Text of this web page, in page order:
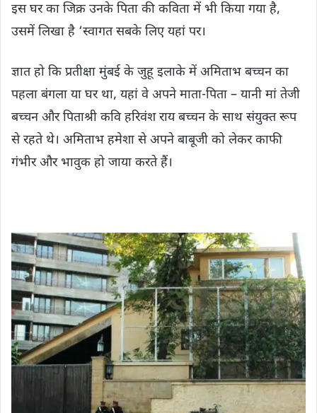
इस घर का जिक्र उनके पिता की कविता में भी किया गया है,
उसमें लिखा है ‘स्वागत सबके लिए यहां पर।
ज्ञात हो कि प्रतीक्षा मुंबई के जुहू इलाके में अमिताभ बच्चन का
पहला बंगला या घर था, यहां वे अपने माता-पिता – यानी मां तेजी
बच्‍चन और पिताश्री कवि हरिवंश राय बच्चन के साथ संयुक्‍त रूप
से रहते थे। अमिताभ हमेशा से अपने बाबूजी को लेकर काफी
गंभीर और भावुक हो जाया करते हैं।